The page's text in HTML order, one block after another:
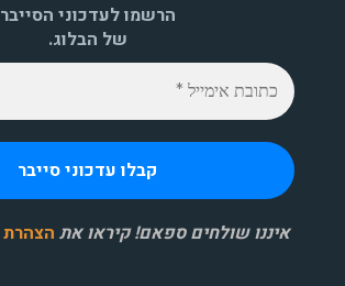
הרשמו לעדכוני הסייבר
של הבלוג.
איננו שולחים ספאם! קיראו את הצהרת